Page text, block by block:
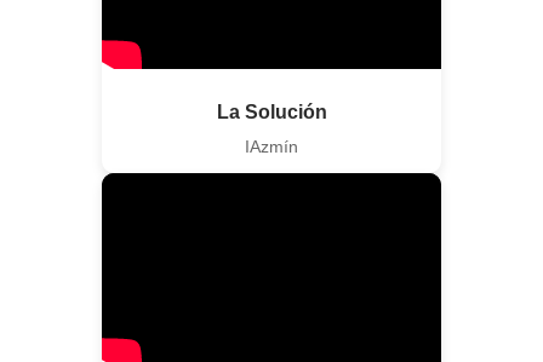
La Solución
IAzmín